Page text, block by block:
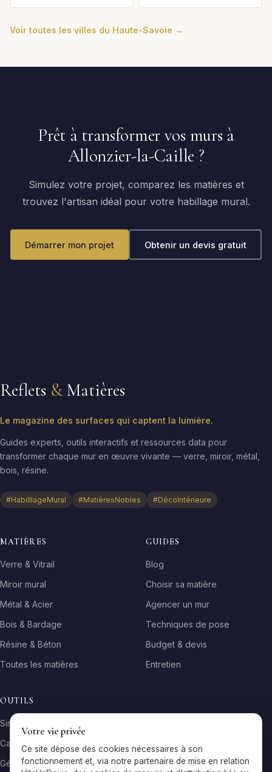
Voir toutes les villes du Haute-Savoie →
Prêt à transformer vos murs à
Allonzier-la-Caille ?
Simulez votre projet, comparez les matières et
trouvez l'artisan idéal pour votre habillage mural.
Démarrer mon projet Obtenir un devis gratuit
Reflets & Matières
Le magazine des surfaces qui captent la lumière.
Guides experts, outils interactifs et ressources data pour
transformer chaque mur en œuvre vivante — verre, miroir, métal,
bois, résine.
#HabilllageMural #MatièresNobles #DécoIntérieure
MATIÈRES
Verre & Vitrail
Miroir mural
Métal & Acier
Bois & Bardage
Résine & Béton
Toutes les matières
GUIDES
Blog
Choisir sa matière
Agencer un mur
Techniques de pose
Budget & devis
Entretien
OUTILS
Simulateur matière
Calculateur surface
Générateur galerie
Votre vie privée
Ce site dépose des cookies nécessaires à son
fonctionnement et, via notre partenaire de mise en relation